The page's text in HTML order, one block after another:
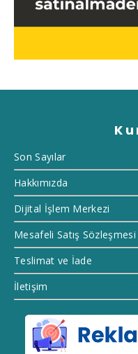
Son Sayılar
Hakkımızda
Dijital İşlem Merkezi
Mesafeli Satış Sözleşmesi
Teslimat ve İade
İletişim